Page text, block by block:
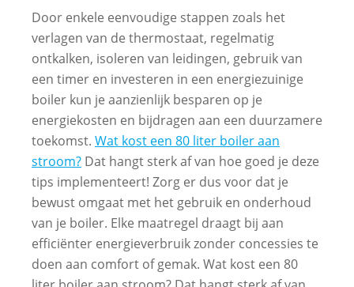
Door enkele eenvoudige stappen zoals het
verlagen van de thermostaat, regelmatig
ontkalken, isoleren van leidingen, gebruik van
een timer en investeren in een energiezuinige
boiler kun je aanzienlijk besparen op je
energiekosten en bijdragen aan een duurzamere
toekomst. Wat kost een 80 liter boiler aan
stroom? Dat hangt sterk af van hoe goed je deze
tips implementeert! Zorg er dus voor dat je
bewust omgaat met het gebruik en onderhoud
van je boiler. Elke maatregel draagt bij aan
efficiënter energieverbruik zonder concessies te
doen aan comfort of gemak. Wat kost een 80